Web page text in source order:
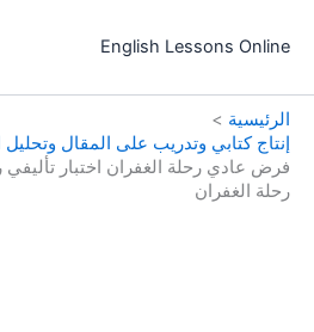
إلىEnglish Lessons Online
الرئيسية
إنتاج كتابي وتدريب على المقال وتحليل
فرض عادي رحلة الغفران اختبار تأليفي
رحلة الغفران